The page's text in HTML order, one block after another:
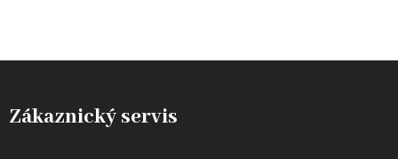
Zákaznický servis